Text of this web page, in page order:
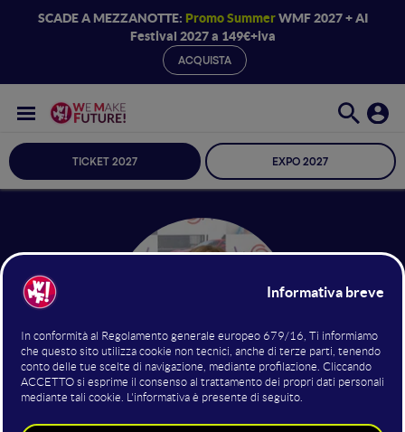
SCADE A MEZZANOTTE: Promo SummerWMF 2027 + AI
Festival 2027 a 149€+iva
ACQUISTA
TICKET 2027 EXPO 2027